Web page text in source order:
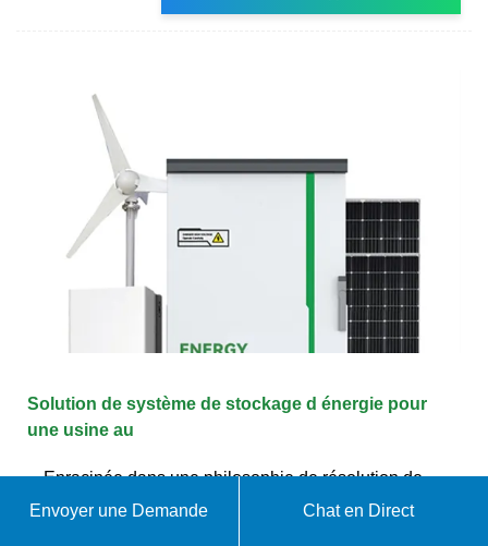
Solution de système de stockage d énergie pour
une usine au
Enracinée dans une philosophie de résolution de
problèmes et dédiée à forger des relations clients
Envoyer une Demande Chat en Direct